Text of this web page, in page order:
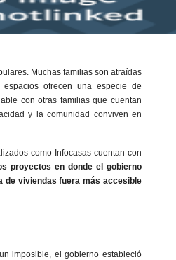
Muchas familias son atraídas
ofrecen una especie de
con otras familias que cuentan
y la comunidad conviven en
como Infocasas cuentan con
proyectos en donde el gobierno
de viviendas fuera más accesible
imposible, el gobierno estableció